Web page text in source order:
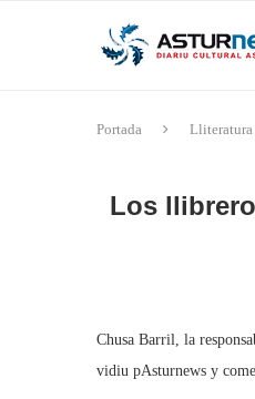
Portada Lliteratura
Los
Chusa Barril, la
vidiu pAsturnews y